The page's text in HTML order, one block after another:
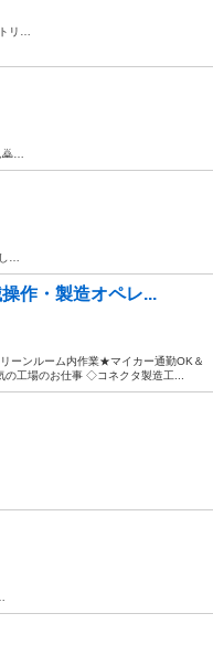
リ…
…
作・製造オペレ...
ーンルーム内作業★マイカー通勤OK＆
工場のお仕事 ◇コネクタ製造工...